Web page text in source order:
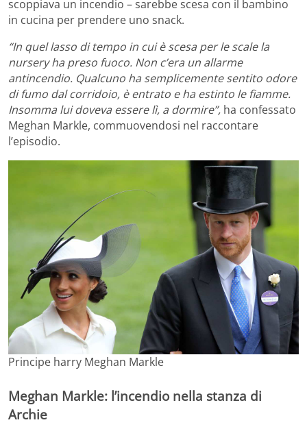
scoppiava un incendio – sarebbe scesa con il bambino
in cucina per prendere uno snack.
“In quel lasso di tempo in cui è scesa per le scale la
nursery ha preso fuoco. Non c’era un allarme
antincendio. Qualcuno ha semplicemente sentito odore
di fumo dal corridoio, è entrato e ha estinto le fiamme.
Insomma lui doveva essere lì, a dormire”, ha confessato
Meghan Markle, commuovendosi nel raccontare
l’episodio.
Principe harry Meghan Markle
Meghan Markle: l’incendio nella stanza di
Archie